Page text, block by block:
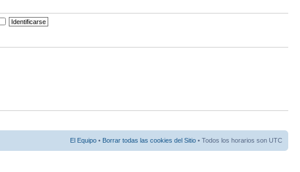
El Equipo • Borrar todas las cookies del Sitio • Todos los horarios son UTC